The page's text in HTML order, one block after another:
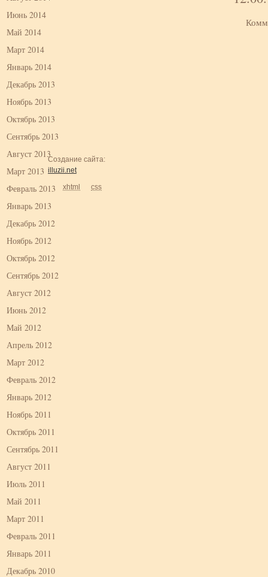
Июнь 2014
Май 2014
Март 2014
Январь 2014
Декабрь 2013
Ноябрь 2013
Октябрь 2013
Сентябрь 2013
Август 2013
Март 2013
Февраль 2013
Январь 2013
Декабрь 2012
Ноябрь 2012
Октябрь 2012
Сентябрь 2012
Август 2012
Июнь 2012
Май 2012
Апрель 2012
Март 2012
Февраль 2012
Январь 2012
Ноябрь 2011
Октябрь 2011
Сентябрь 2011
Август 2011
Июль 2011
Май 2011
Март 2011
Февраль 2011
Январь 2011
Декабрь 2010
Создание сайта:
illuzii.net
xhtml
css